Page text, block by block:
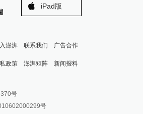
iPad版
澎湃 联系我们 广告合作
政策 澎湃矩阵
湃新闻公众号
湃新闻抖音号
新闻报料
号
号